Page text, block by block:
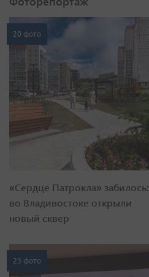
20 фото
«Сердце Патрокла» забилось:
во Владивостоке открыли
новый сквер
23 фото